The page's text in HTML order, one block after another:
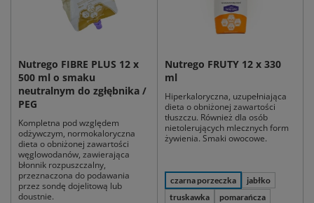
Nutrego FIBRE PLUS 12 x
500 ml o smaku
neutralnym do zgłębnika /
PEG
Kompletna pod względem
odżywczym, normokaloryczna
dieta o obniżonej zawartości
węglowodanów, zawierająca
błonnik rozpuszczalny,
przeznaczona do podawania
przez sondę dojelitową lub
doustnie.
Nutrego FRUTY 12 x 330
ml
Hiperkaloryczna, uzupełniająca
dieta o obniżonej zawartości
tłuszczu. Również dla osób
nietolerujących mlecznych form
żywienia. Smaki owocowe.
czarna porzeczka
jabłko
truskawka
pomarańcza